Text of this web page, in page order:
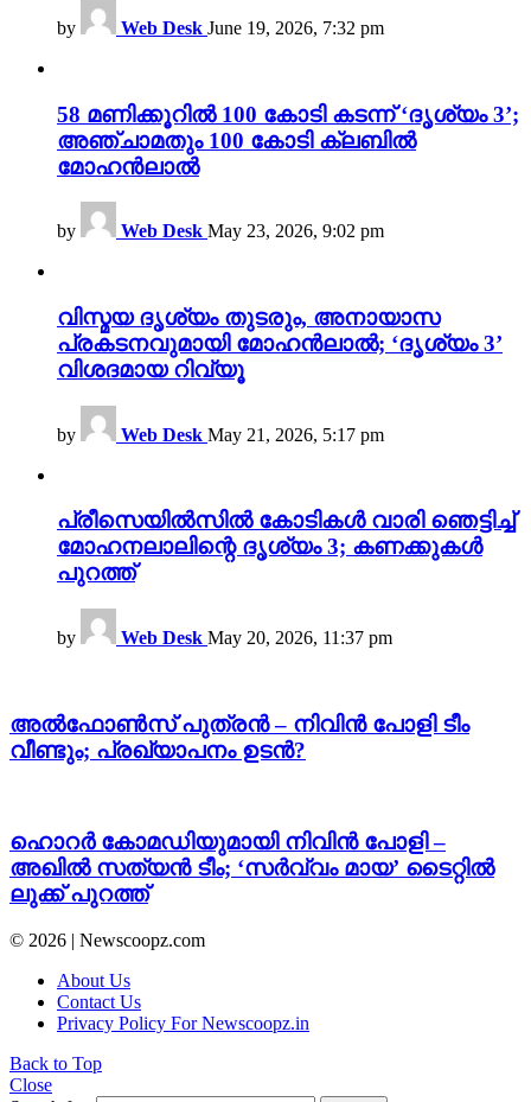
by Web Desk June 19, 2026, 7:32 pm
58 മണിക്കൂറിൽ 100 കോടി കടന്ന് ‘ദൃശ്യം 3’;
അഞ്ചാമതും 100 കോടി ക്ലബിൽ
മോഹൻലാൽ
by Web Desk May 23, 2026, 9:02 pm
വിസ്മയ ദൃശ്യം തുടരും, അനായാസ
പ്രകടനവുമായി മോഹൻലാൽ; ‘ദൃശ്യം 3’
വിശദമായ റിവ്യൂ
by Web Desk May 21, 2026, 5:17 pm
പ്രീസെയിൽസിൽ കോടികൾ വാരി ഞെട്ടിച്ച്
മോഹനലാലിന്റെ ദൃശ്യം 3; കണക്കുകൾ
പുറത്ത്
by Web Desk May 20, 2026, 11:37 pm
അൽഫോൺസ് പുത്രൻ – നിവിൻ പോളി ടീം
വീണ്ടും; പ്രഖ്യാപനം ഉടൻ?
ഹൊറർ കോമഡിയുമായി നിവിൻ പോളി –
അഖില്‍ സത്യന്‍ ടീം; ‘സര്‍വ്വം മായ’ ടൈറ്റിൽ
ലുക്ക് പുറത്ത്
© 2026 | Newscoopz.com
About Us
Contact Us
Privacy Policy For Newscoopz.in
Back to Top
Close